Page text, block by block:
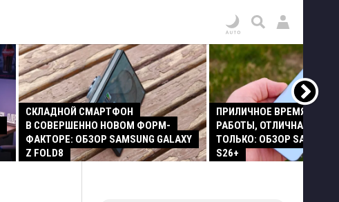
СКЛАДНОЙ СМАРТФОН
В СОВЕРШЕННО НОВОМ ФОРМ-
ФАКТОРЕ: ОБЗОР SAMSUNG GALAXY
Z FOLD8
ПРИЛИЧНОЕ ВРЕМЯ
РАБОТЫ, ОТЛИЧНАЯ
ТОЛЬКО: ОБЗОР SAMSUNG
S26+